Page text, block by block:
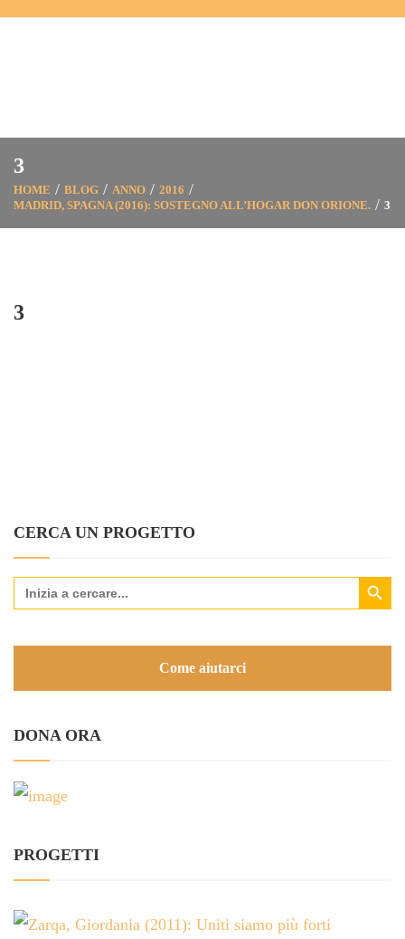
3
HOME BLOG ANNO
2016
MADRID, SPAGNA (2016): SOSTEGNO ALL’HOGAR DON ORIONE.
3
3
CERCA UN PROGETTO
Search
for:
Search Button
Come aiutarci
DONA ORA
PROGETTI